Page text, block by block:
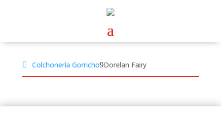
Colchonería Gorricho Dorelan Fairy